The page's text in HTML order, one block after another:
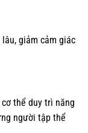
giảm cảm giác
thể duy trì năng
người tập thể